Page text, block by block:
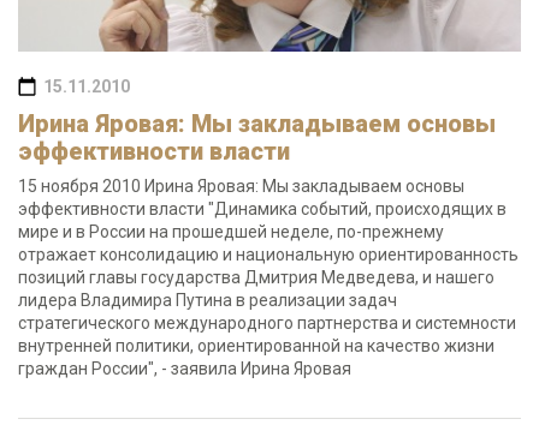
15.11.2010
Ирина Яровая: Мы закладываем основы
эффективности власти
15 ноября 2010 Ирина Яровая: Мы закладываем основы
эффективности власти "Динамика событий, происходящих в
мире и в России на прошедшей неделе, по-прежнему
отражает консолидацию и национальную ориентированность
позиций главы государства Дмитрия Медведева, и нашего
лидера Владимира Путина в реализации задач
стратегического международного партнерства и системности
внутренней политики, ориентированной на качество жизни
граждан России", - заявила Ирина Яровая